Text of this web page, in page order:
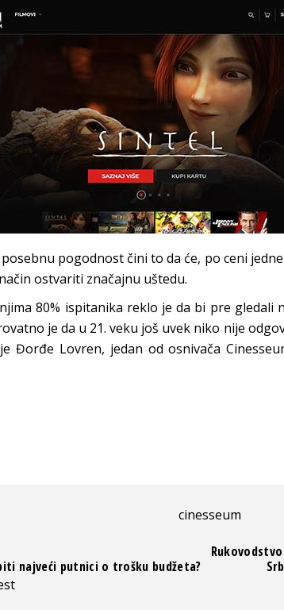
pogodnost čini to da će, po ceni
ostvariti značajnu uštedu.
80% ispitanika reklo je da bi pre gledali
je da u 21. veku još uvek niko nije
Đorđe Lovren, jedan od osnivača
cinesseum
najveći putnici o trošku budžeta?